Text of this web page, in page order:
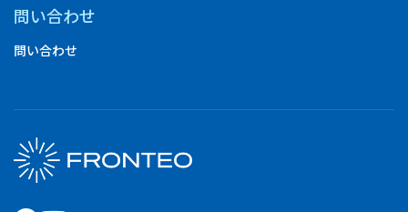
問い合わせ
問い合わせ